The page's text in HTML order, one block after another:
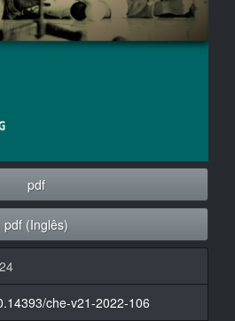
pdf
pdf (Inglês)
che-v21-2022-106